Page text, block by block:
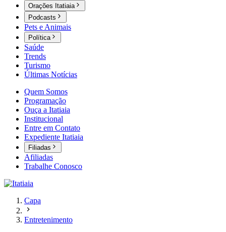
Orações Itatiaia
Podcasts
Pets e Animais
Política
Saúde
Trends
Turismo
Últimas Notícias
Quem Somos
Programação
Ouça a Itatiaia
Institucional
Entre em Contato
Expediente Itatiaia
Filiadas
Afiliadas
Trabalhe Conosco
Capa
Entretenimento